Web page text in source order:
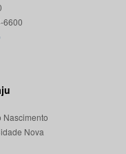
Nascimento
Nova